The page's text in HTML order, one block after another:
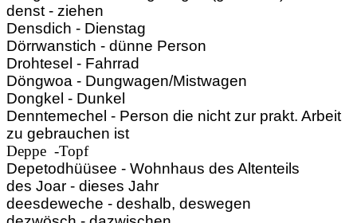
denst - ziehen
Densdich - Dienstag
Dörrwanstich - dünne Person
Drohtesel - Fahrrad
Döngwoa - Dungwagen/Mistwagen
Dongkel - Dunkel
Denntemechel - Person die nicht zur prakt. Arbeit
zu gebrauchen ist
Deppe -Topf
Depetodhüüsee - Wohnhaus des Altenteils
des Joar - dieses Jahr
deesdeweche - deshalb, deswegen